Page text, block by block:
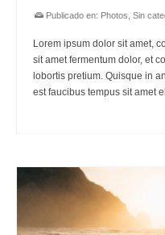
Publicado en: Photos Sin
Lorem ipsum dolor sit amet,
sit amet fermentum dolor, et
lobortis pretium. Quisque in
est faucibus tempus sit amet